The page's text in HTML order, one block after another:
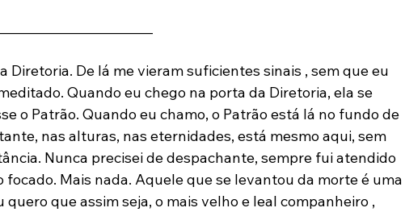
Diretoria. De lá me vieram suficientes sinais , sem que eu
Quando eu chego na porta da Diretoria, ela se
o Patrão. Quando eu chamo, o Patrão está lá no fundo de
nas alturas, nas eternidades, está mesmo aqui, sem
Nunca precisei de despachante, sempre fui atendido
Mais nada. Aquele que se levantou da morte é uma
que assim seja, o mais velho e leal companheiro ,